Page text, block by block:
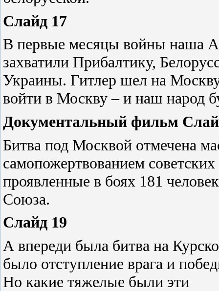
Слайд 17
В первые месяцы войны наша
захватили Прибалтику,
Украины. Гитлер шел на
войти в Москву – и наш народ
Документальный фильм
Битва под Москвой отмечена
самопожертвованием
проявленные в боях 181
Союза.
Слайд 19
А впереди была битва на
было отступление врага и
Но какие тяжелые были эти